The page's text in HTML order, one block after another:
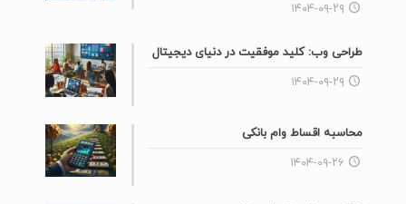
۱۴۰۴-۰۹-۲۹
طراحی وب: کلید موفقیت در دنیای دیجیتال
۱۴۰۴-۰۹-۲۹
محاسبه اقساط وام بانکی
۱۴۰۴-۰۹-۲۶